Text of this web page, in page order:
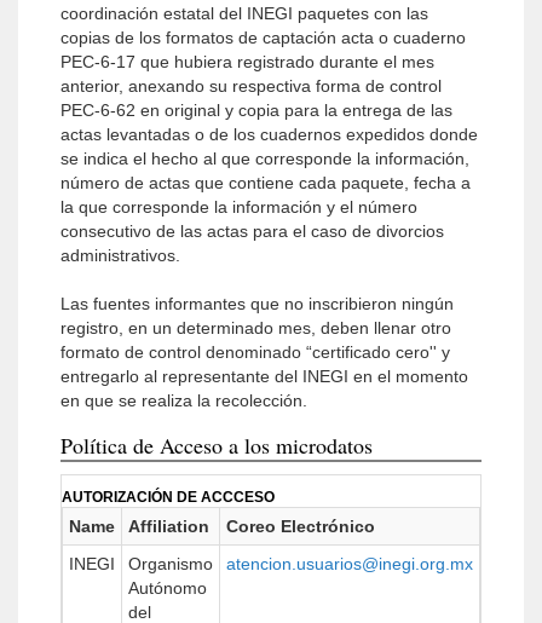
coordinación estatal del INEGI paquetes con las
copias de los formatos de captación acta o cuaderno
PEC-6-17 que hubiera registrado durante el mes
anterior, anexando su respectiva forma de control
PEC-6-62 en original y copia para la entrega de las
actas levantadas o de los cuadernos expedidos donde
se indica el hecho al que corresponde la información,
número de actas que contiene cada paquete, fecha a
la que corresponde la información y el número
consecutivo de las actas para el caso de divorcios
administrativos.
Las fuentes informantes que no inscribieron ningún
registro, en un determinado mes, deben llenar otro
formato de control denominado “certificado cero'' y
entregarlo al representante del INEGI en el momento
en que se realiza la recolección.
Política de Acceso a los microdatos
AUTORIZACIÓN DE ACCCESO
Name Affiliation Coreo Electrónico
INEGI
Organismo
Autónomo
del
atencion.usuarios@inegi.org.mx